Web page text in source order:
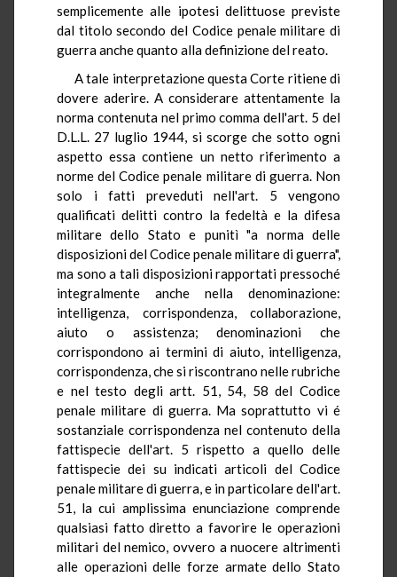
semplicemente alle ipotesi delittuose previste
dal titolo secondo del Codice penale militare di
guerra anche quanto alla definizione del reato.
A tale interpretazione questa Corte ritiene di
dovere aderire. A considerare attentamente la
norma contenuta nel primo comma dell'art. 5 del
D.L.L. 27 luglio 1944, si scorge che sotto ogni
aspetto essa contiene un netto riferimento a
norme del Codice penale militare di guerra. Non
solo i fatti preveduti nell'art. 5 vengono
qualificati delitti contro la fedeltà e la difesa
militare dello Stato e punitì "a norma delle
disposizioni del Codice penale militare di guerra",
ma sono a tali disposizioni rapportati pressoché
integralmente anche nella denominazione:
intelligenza, corrispondenza, collaborazione,
aiuto o assistenza; denominazioni che
corrispondono ai termini di aiuto, intelligenza,
corrispondenza, che si riscontrano nelle rubriche
e nel testo degli artt. 51, 54, 58 del Codice
penale militare di guerra. Ma soprattutto vi é
sostanziale corrispondenza nel contenuto della
fattispecie dell'art. 5 rispetto a quello delle
fattispecie dei su indicati articoli del Codice
penale militare di guerra, e in particolare dell'art.
51, la cui amplissima enunciazione comprende
qualsiasi fatto diretto a favorire le operazioni
militari del nemico, ovvero a nuocere altrimenti
alle operazioni delle forze armate dello Stato